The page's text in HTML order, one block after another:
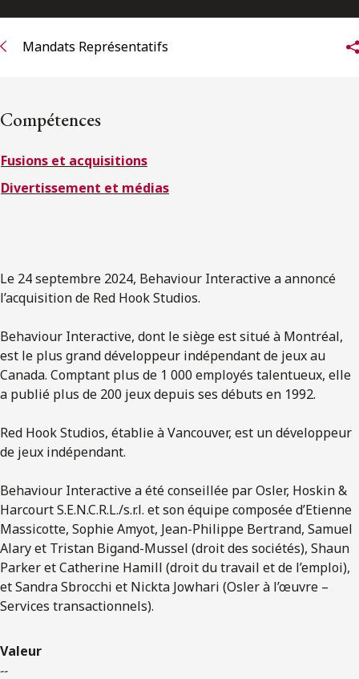
S’abonner aux articles Osler
S’abonner
Mandats Représentatifs
Compétences
Fusions et acquisitions
Divertissement et médias
Le 24 septembre 2024, Behaviour Interactive a annoncé
l’acquisition de Red Hook Studios.
Behaviour Interactive, dont le siège est situé à Montréal,
est le plus grand développeur indépendant de jeux au
Canada. Comptant plus de 1 000 employés talentueux, elle
a publié plus de 200 jeux depuis ses débuts en 1992.
Red Hook Studios, établie à Vancouver, est un développeur
de jeux indépendant.
Behaviour Interactive a été conseillée par Osler, Hoskin &
Harcourt S.E.N.C.R.L./s.r.l. et son équipe composée d’Etienne
Massicotte, Sophie Amyot, Jean-Philippe Bertrand, Samuel
Alary et Tristan Bigand-Mussel (droit des sociétés), Shaun
Parker et Catherine Hamill (droit du travail et de l’emploi),
et Sandra Sbrocchi et Nickta Jowhari (Osler à l’œuvre –
Services transactionnels).
Valeur
--